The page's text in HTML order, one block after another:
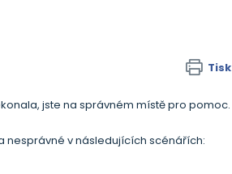
Tisk
jste na správném místě pro pomoc.
nesprávné v následujících scénářích: